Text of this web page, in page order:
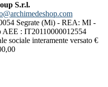
S.r.l.
Segrate (Mi) - REA: MI -
AEE : IT20110000012554
sociale interamente versato €